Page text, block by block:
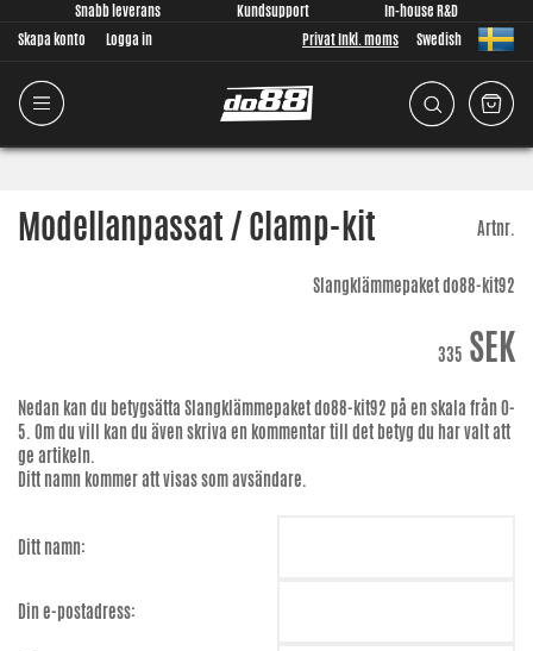
Snabb leverans Kundsupport
In-house R&D
Skapa konto
Logga in Privat Inkl. moms Swedish
Modellanpassat / Clamp-kit Artnr.
Slangklämmepaket do88-kit92
335 SEK
Nedan kan du betygsätta Slangklämmepaket do88-kit92 på en skala från 0-
5. Om du vill kan du även skriva en kommentar till det betyg du har valt att
ge artikeln.
Ditt namn kommer att visas som avsändare.
Ditt namn:
Din e-postadress: